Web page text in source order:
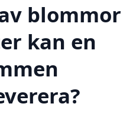
blommor
kan en